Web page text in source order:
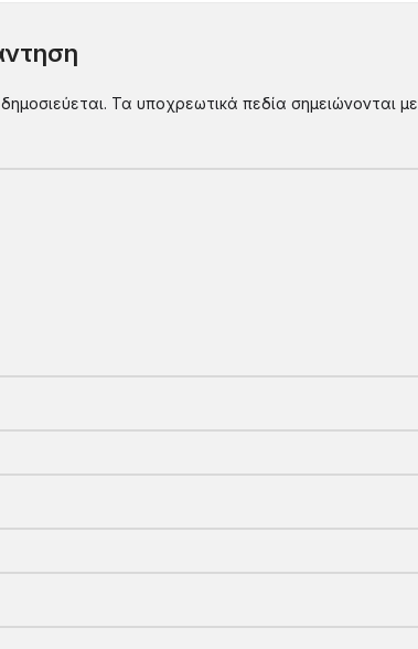
Τα υποχρεωτικά πεδία σημειώνονται με